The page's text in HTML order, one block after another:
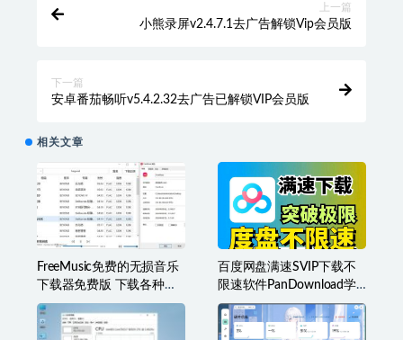
上一篇
小熊录屏v2.4.7.1去广告解锁Vip会员版
下一篇
安卓番茄畅听v5.4.2.32去广告已解锁VIP会员版
相关文章
FreeMusic免费的无损音乐
下载器免费版 下载各种类
型音乐
百度网盘满速SVIP下载不
限速软件PanDownload学
习网定制版